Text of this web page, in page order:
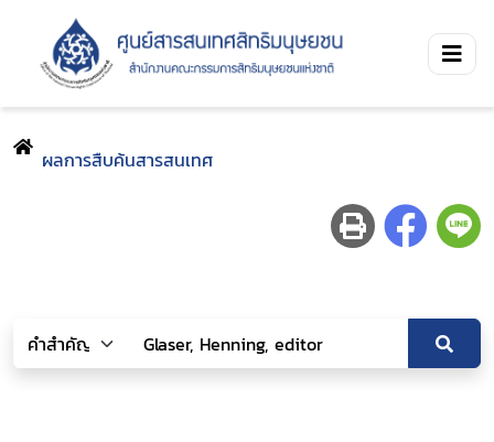
ผลการสืบค้นสารสนเทศ